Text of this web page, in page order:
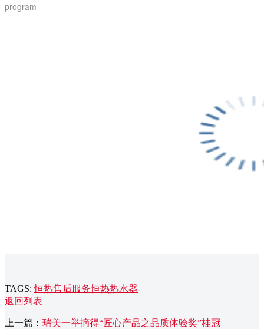
program
TAGS:恒热售后服务恒热热水器
返回列表
上一篇： 瑞美一举摘得“匠心产品之品质体验奖”桂冠